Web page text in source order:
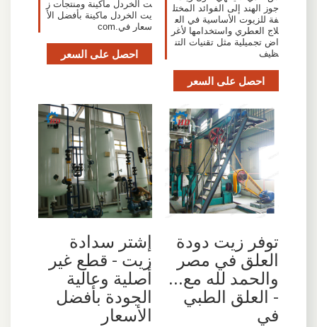
جوز الهند إلى الفوائد المختل
فة للزيوت الأساسية في الع
لاج العطري واستخدامها لأغر
اض تجميلية مثل تقنيات التن
ظيف
احصل على السعر
ت الخردل ماكينة ومنتجات ز
يت الخردل ماكينة بأفضل الأ
سعار في.com
احصل على السعر
‫توفر زيت دودة
العلق في مصر
والحمد لله مع...
- العلق الطبي
في
إشتر سدادة
زيت - قطع غير
أصلية وعالية
الجودة بأفضل
الأسعار